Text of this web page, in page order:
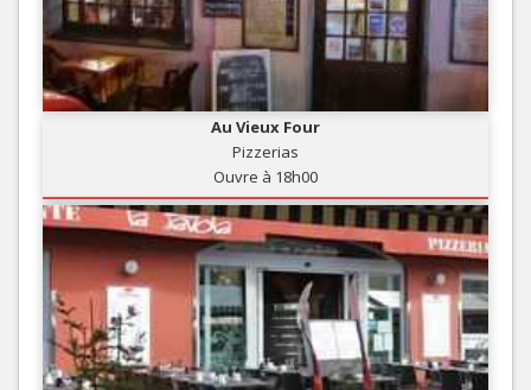
Au Vieux Four
Pizzerias
Ouvre à 18h00